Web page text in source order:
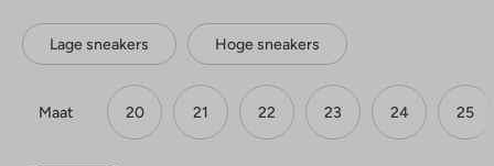
Lage sneakers Hoge sneakers
Maat 20 21 22 23 24 25